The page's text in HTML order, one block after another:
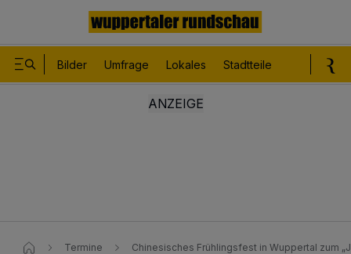
Bilder Umfrage Lokales Stadtteile
Termine Chinesisches Frühlingsfest in Wuppertal zum